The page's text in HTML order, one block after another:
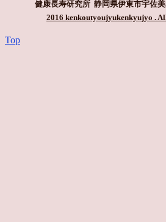
健康長寿研究所 静岡県伊東市宇佐美
2016 kenkoutyoujyukenkyujyo .
Top